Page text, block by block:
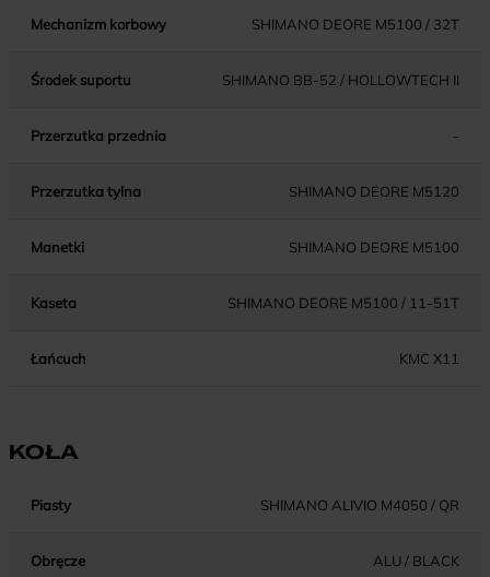
Mechanizm korbowy SHIMANO DEORE M5100 / 32T
Środek suportu SHIMANO BB-52 / HOLLOWTECH II
Przerzutka przednia -
Przerzutka tylna SHIMANO DEORE M5120
Manetki SHIMANO DEORE M5100
Kaseta SHIMANO DEORE M5100 / 11-51T
Łańcuch KMC X11
KOŁA
Piasty SHIMANO ALIVIO M4050 / QR
Obręcze ALU / BLACK